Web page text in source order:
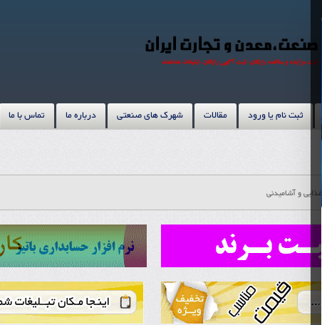
ثبت نام یا ورود مقالات شهرک های صنعتی درباره ما تماس با ما
غذایی و آشامیدنی